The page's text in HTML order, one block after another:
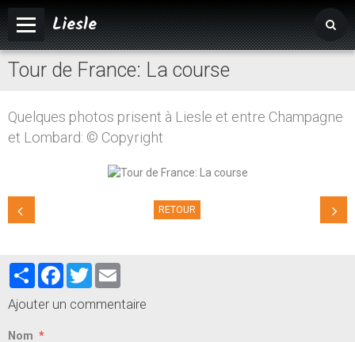
Liesle
Accueil
Vivre à Liesle
Tour de France: La course
Quelques photos prisent à Liesle et entre Champagne
et Lombard: © Copyright
RETOUR
PartagerFacebook
Twitter
Ajouter un commentaire
Nom